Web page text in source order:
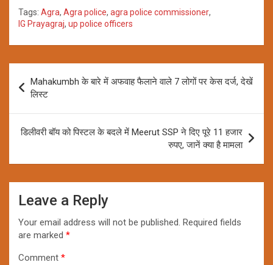
Tags: Agra, Agra police, agra police commissioner,
IG Prayagraj, up police officers
navigation
Mahakumbh के बारे में अफवाह फैलाने वाले 7 लोगों पर केस दर्ज, देखें
लिस्ट
डिलीवरी बॉय को पिस्टल के बदले में Meerut SSP ने दिए पूरे 11 हजार
रुपए, जानें क्या है मामला
Leave a Reply
Your email address will not be published. Required fields
are marked *
Comment *